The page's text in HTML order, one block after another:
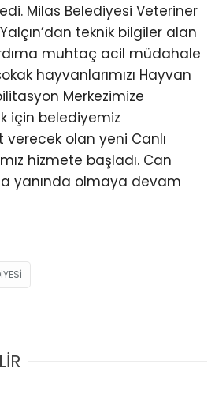
Milas Belediyesi Veteriner
teknik bilgiler alan
muhtaç acil müdahale
hayvanlarımızı Hayvan
Merkezimize
için belediyemiz
olan yeni Canlı
hizmete başladı. Can
yanında olmaya devam